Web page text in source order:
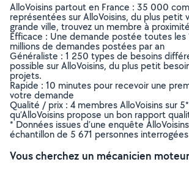
AlloVoisins partout en France : 35 000
représentées sur AlloVoisins, du plus petit
grande ville, trouvez un membre à
Efficace : Une demande postée toutes les
millions de demandes postées par an
Généraliste : 1 250 types de besoins
possible sur AlloVoisins, du plus petit
projets.
Rapide : 10 minutes pour recevoir une
votre demande
Qualité / prix : 4 membres AlloVoisins sur
qu’AlloVoisins propose un bon rapport
* Données issues d’une enquête
échantillon de 5 671 personnes
Vous cherchez un mécanicien